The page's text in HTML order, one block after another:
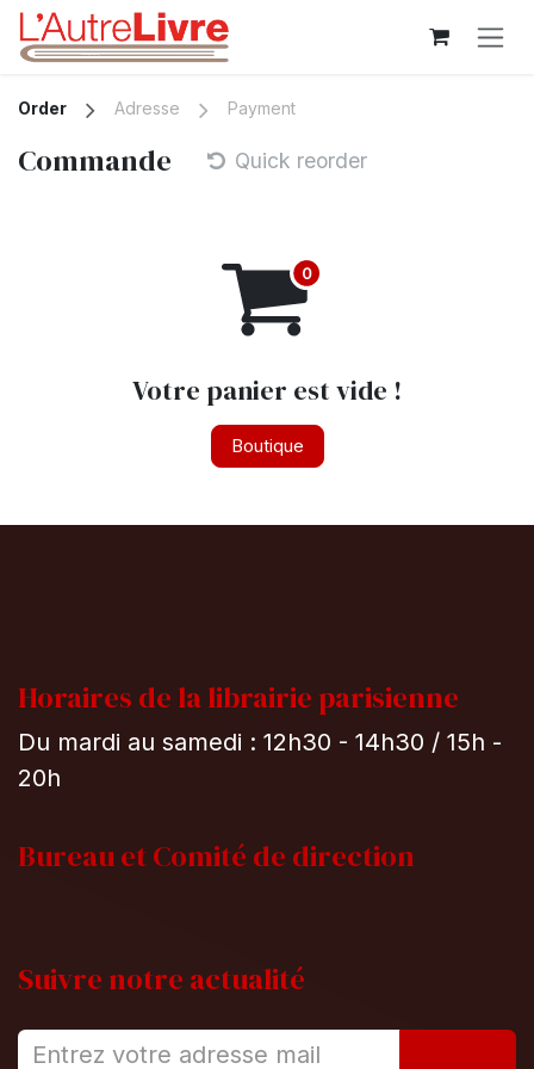
Se rendre au contenu
Order Adresse Payment
Commande Quick reorder
Votre panier est vide !
Boutique
Horaires de la librairie parisienne
Du mardi au samedi : 12h30 - 14h30 / 15h -
20h
Bureau etComité de direction
Suivre notre actualité